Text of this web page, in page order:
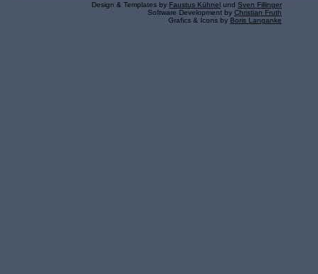
Design & Templates by Faustus Kühnel und Sven Fillinger
Software Development by Christian Fruth
Grafics & Icons by Boris Langanke